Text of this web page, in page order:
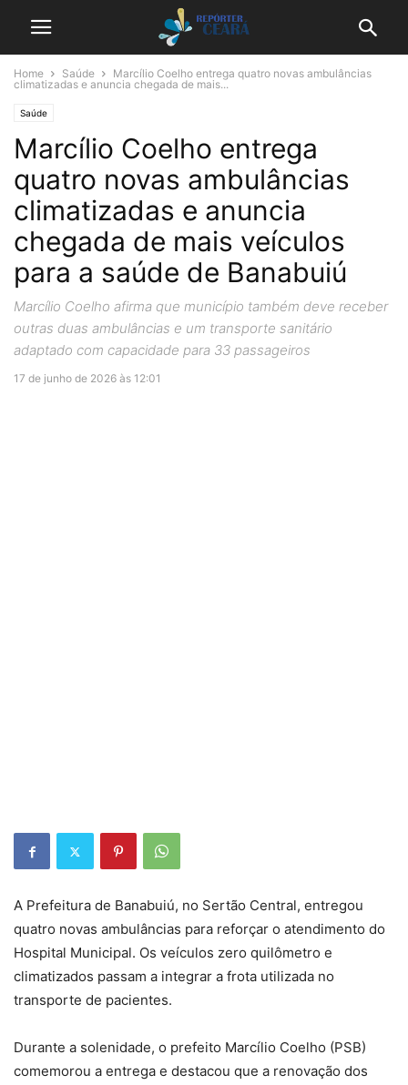
Home Saúde
Marcílio Coelho entrega quatro novas ambulâncias
climatizadas e anuncia chegada de mais...
Saúde
Marcílio Coelho entrega
quatro novas ambulâncias
climatizadas e anuncia
chegada de mais veículos
para a saúde de Banabuiú
Marcílio Coelho afirma que município também deve receber
outras duas ambulâncias e um transporte sanitário
adaptado com capacidade para 33 passageiros
17 de junho de 2026 às 12:01
A Prefeitura de Banabuiú, no Sertão Central, entregou
quatro novas ambulâncias para reforçar o atendimento do
Hospital Municipal. Os veículos zero quilômetro e
climatizados passam a integrar a frota utilizada no
transporte de pacientes.
Durante a solenidade, o prefeito Marcílio Coelho (PSB)
comemorou a entrega e destacou que a renovação dos